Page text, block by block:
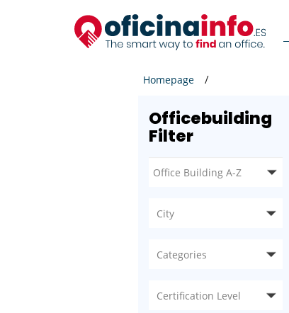
Homepage
Officebuilding
Filter
City
Categories
Certification Level